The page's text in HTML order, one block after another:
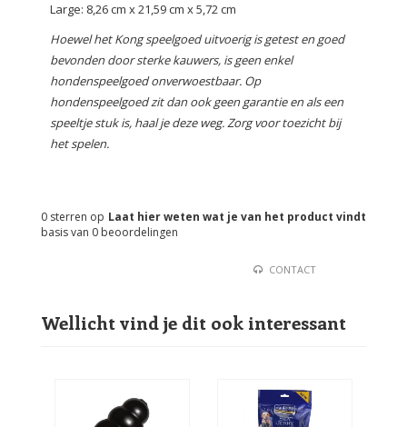
Large: 8,26 cm x 21,59 cm x 5,72 cm
Hoewel het Kong speelgoed uitvoerig is getest en goed
bevonden door sterke kauwers, is geen enkel
hondenspeelgoed onverwoestbaar. Op
hondenspeelgoed zit dan ook geen garantie en als een
speeltje stuk is, haal je deze weg. Zorg voor toezicht bij
het spelen.
Laat hier weten wat je van het product vindt
0 sterren op
basis van 0 beoordelingen
CONTACT
Wellicht vind je dit ook interessant